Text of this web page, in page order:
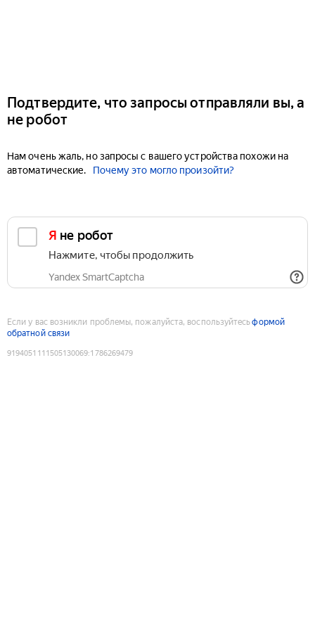
Подтвердите, что запросы отправляли вы, а
не робот
Нам очень жаль, но запросы с вашего устройства похожи на
автоматические.
Почему это могло произойти?
Я не робот
Нажмите, чтобы продолжить
Yandex SmartCaptcha
Если у вас возникли проблемы, пожалуйста, воспользуйтесьформой
обратной связи
9194051111505130069:1786269479